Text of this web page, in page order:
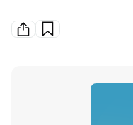
Politica
Tecnologia